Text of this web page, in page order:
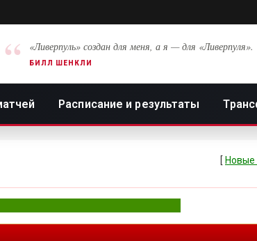
“ «Ливерпуль» создан для меня, а я — для «Ливерпуля».
БИЛЛ ШЕНКЛИ
Расписание и результаты
[ Новые